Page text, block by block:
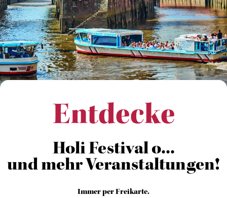
Entdecke
Holi Festival o...
und mehr Veranstaltungen!
Immer per Freikarte.